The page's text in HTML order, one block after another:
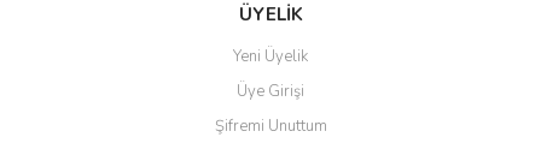
Gönder
ÜYELİK
Yeni Üyelik
Üye Girişi
Şifremi Unuttum